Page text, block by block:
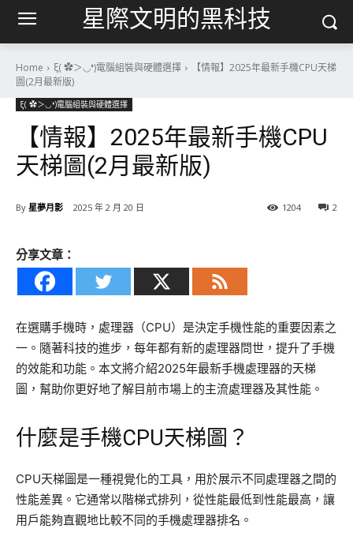
星際文明的黑科技
Home ξ( ✿＞◡❛)電腦組裝與硬體選擇
【情報】2025年最新手機CPU天梯
圖(2月最新版)
ξ( ✿＞◡❛)電腦組裝與硬體選擇
【情報】2025年最新手機CPU
天梯圖(2月最新版)
By 星夢月影 2025 年 2 月 20 日 2
1204
分享文章：
在選購手機時，處理器（CPU）是決定手機性能的重要因素之
一。隨著科技的進步，每年都有新的處理器問世，提升了手機
的效能和功能。本文將介紹2025年最新手機處理器的天梯
圖，幫助你更好地了解目前市場上的主流處理器及其性能。
什麼是手機CPU天梯圖？
CPU天梯圖是一種視覺化的工具，用於展示不同處理器之間的
性能差異。它通常以階梯式排列，從性能最低到性能最高，讓
用戶能夠直觀地比較不同的手機處理器排名。